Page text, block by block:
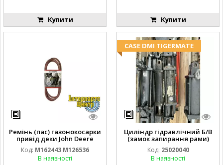
Купити Купити
Ремінь (пас) газонокосарки
привід деки John Deere
M162443 M126536
Код: M162443 M126536
В наявності
CASE DMI TIGERMATE
Циліндр гідравлічний Б/В
(замок запирання рами)
2''X4'' 25320040
Код: 25020040
В наявності